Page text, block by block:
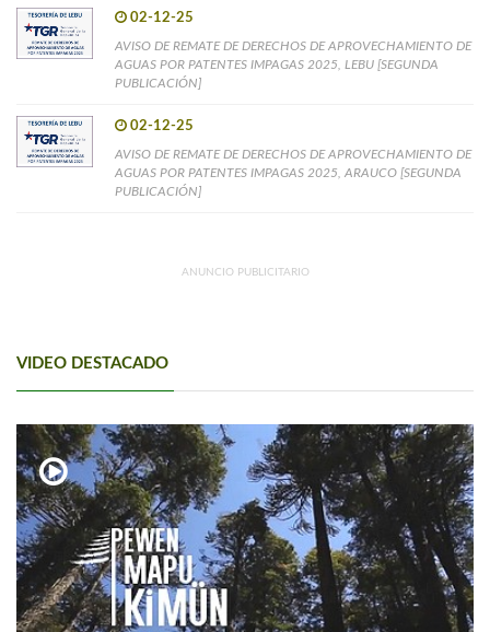
02-12-25
AVISO DE REMATE DE DERECHOS DE APROVECHAMIENTO DE
AGUAS POR PATENTES IMPAGAS 2025, LEBU [SEGUNDA
PUBLICACIÓN]
02-12-25
AVISO DE REMATE DE DERECHOS DE APROVECHAMIENTO DE
AGUAS POR PATENTES IMPAGAS 2025, ARAUCO [SEGUNDA
PUBLICACIÓN]
ANUNCIO PUBLICITARIO
VIDEO DESTACADO